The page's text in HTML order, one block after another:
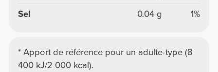
Sel
0.04 g 1%
* Apport de référence pour un adulte-type (8
400 kJ/2 000 kcal).